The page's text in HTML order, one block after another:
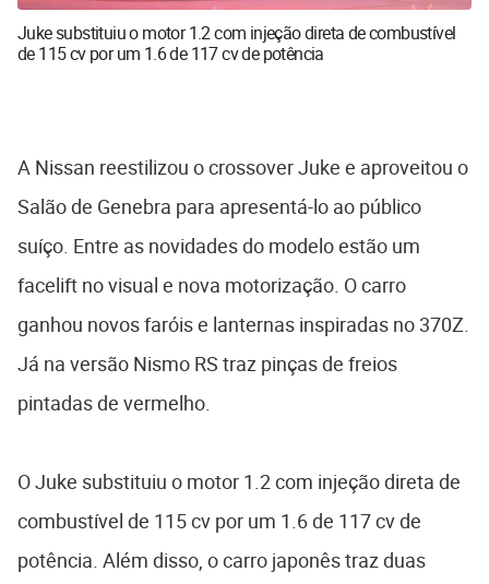
Juke substituiu o motor 1.2 com injeção direta de combustível
de 115 cv por um 1.6 de 117 cv de potência
A Nissan reestilizou o crossover Juke e aproveitou o
Salão de Genebra para apresentá-lo ao público
suíço. Entre as novidades do modelo estão um
facelift no visual e nova motorização. O carro
ganhou novos faróis e lanternas inspiradas no 370Z.
Já na versão Nismo RS traz pinças de freios
pintadas de vermelho.
O Juke substituiu o motor 1.2 com injeção direta de
combustível de 115 cv por um 1.6 de 117 cv de
potência. Além disso, o carro japonês traz duas